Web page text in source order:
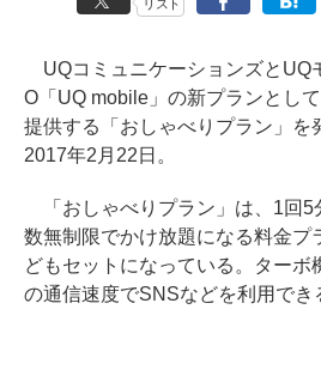
リスト
UQコミュニケーションズとUQ
O「UQ mobile」の新プランとし
提供する「おしゃべりプラン」を
2017年2月22日。
「おしゃべりプラン」は、1回5
数無制限でかけ放題になる料金プ
どもセットになっている。ターボ
の通信速度でSNSなどを利用でき